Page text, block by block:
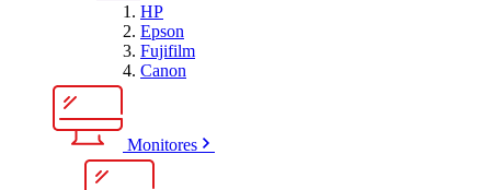
HP
Epson
Fujifilm
Canon
Monitores